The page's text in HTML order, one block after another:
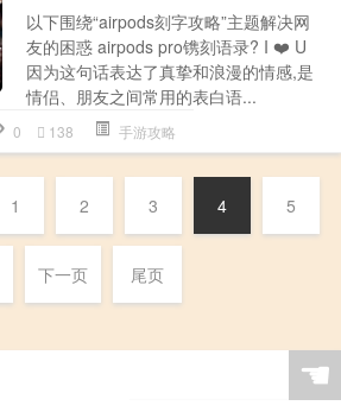
以下围绕“airpods刻字攻略”主题解决网
友的困惑 airpods pro镌刻语录? I ❤️ U
因为这句话表达了真挚和浪漫的情感,是
情侣、朋友之间常用的表白语...
0 138 手游攻略
1 2 3 4 5
下一页 尾页
☚